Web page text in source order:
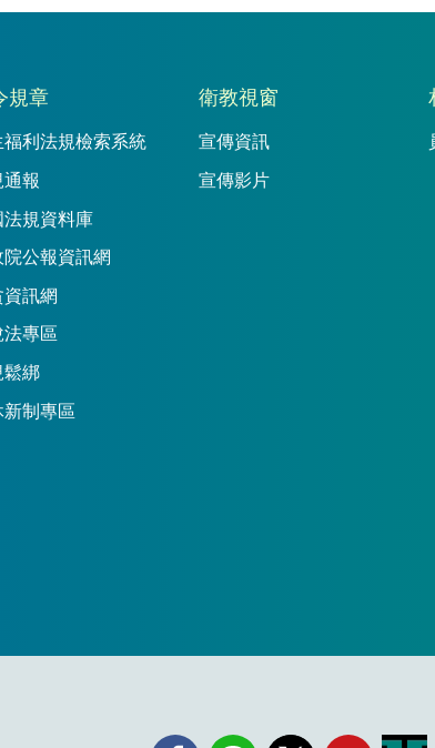
規章
福利法規檢索系統
報
法規資料庫
院公報資訊網
資訊網
法專區
鬆綁
新制專區
衛教視窗
宣傳資訊
宣傳影片